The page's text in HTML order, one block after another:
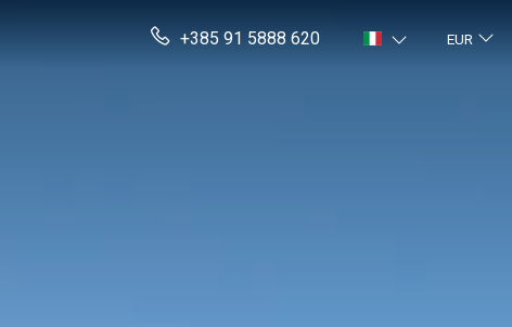
+385 91 5888 620 EUR